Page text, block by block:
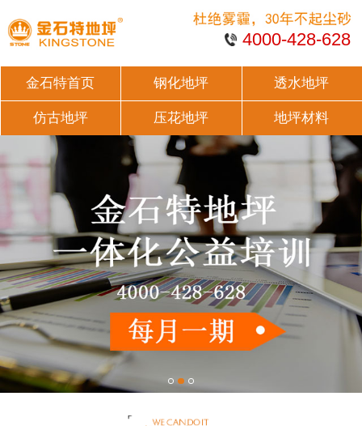
4000-428-628
金石特首页 钢化地坪 透水地坪
仿古地坪 压花地坪 地坪材料